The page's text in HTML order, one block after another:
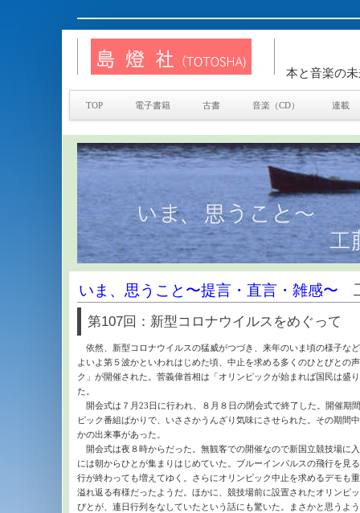
本と音楽の
TOP 電子書籍 古書 音楽（CD） 連載
いま、思うこと〜提言・直言・雑感〜
第107回：新型コロナウイルスをめぐって
依然、新型コロナウイルスの猛威がつづき、来年のいま頃の様子な
よいよ第５波かといわれはじめた頃、中止を求める多くのひとびとの
ク」が開催された。菅義偉首相は「オリンピックが始まれば国民は盛
た。
開会式は７月23日に行われ、８月８日の閉会式で終了した。開催期
ピック番組ばかりで、いささかうんざり気味にさせられた。その期間
かの出来事があった。
開会式は夜８時からだった。無観客での開催なので新国立競技場に
には朝からひとが集まりはじめていた。ブルーインパルスの飛行を見
行が終わっても増えてゆく。さらにオリンピック中止を求めるデモも
溢れ返る有様だったようだ。ほかに、競技場前に設置されたオリンピ
びとが、連日行列をなしていたという話にも驚いた。まさかと思うよ